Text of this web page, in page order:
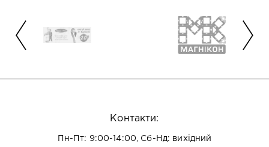
Контакти:
Пн-Пт: 9:00-14:00, Сб-Нд: вихідний